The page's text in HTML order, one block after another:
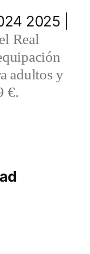
2025 |
Real
adultos y
€.